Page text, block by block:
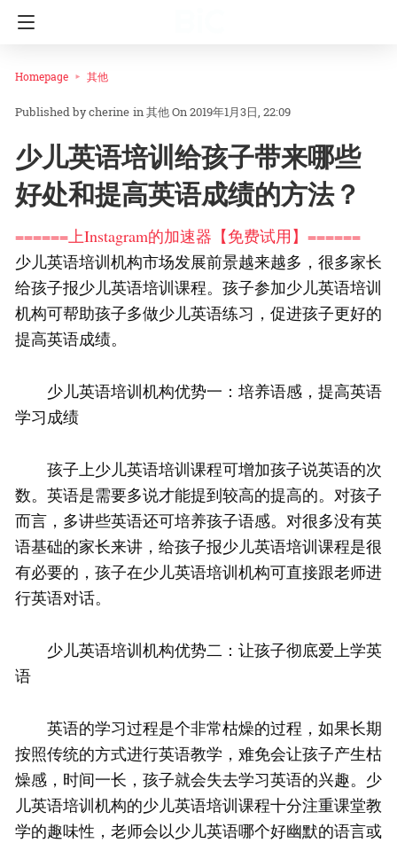
Homepage 其他
cherine in其他On 2019年1月3日, 22:09
少儿英语培训给孩子带来哪些
好处和提高英语成绩的方法？
======上Instagram的加速器【免费试用】======
少儿英语培训机构市场发展前景越来越多，很多家长
给孩子报少儿英语培训课程。孩子参加少儿英语培训
机构可帮助孩子多做少儿英语练习，促进孩子更好的
提高英语成绩。
少儿英语培训机构优势一：培养语感，提高英语
学习成绩
孩子上少儿英语培训课程可增加孩子说英语的次
数。英语是需要多说才能提到较高的提高的。对孩子
而言，多讲些英语还可培养孩子语感。对很多没有英
语基础的家长来讲，给孩子报少儿英语培训课程是很
有必要的，孩子在少儿英语培训机构可直接跟老师进
行英语对话。
少儿英语培训机构优势二：让孩子彻底爱上学英
语
英语的学习过程是个非常枯燥的过程，如果长期
按照传统的方式进行英语教学，难免会让孩子产生枯
燥感，时间一长，孩子就会失去学习英语的兴趣。少
儿英语培训机构的少儿英语培训课程十分注重课堂教
学的趣味性，老师会以少儿英语哪个好幽默的语言或